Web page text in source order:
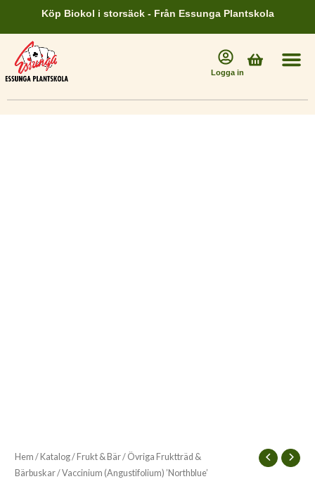
innehåll
Köp Biokol i storsäck - Från Essunga Plantskola
Logga in
Varukorg
Hem / Katalog/ Frukt & Bär/ Övriga Fruktträd &
Bärbuskar/ Vaccinium (Angustifolium) ’Northblue’